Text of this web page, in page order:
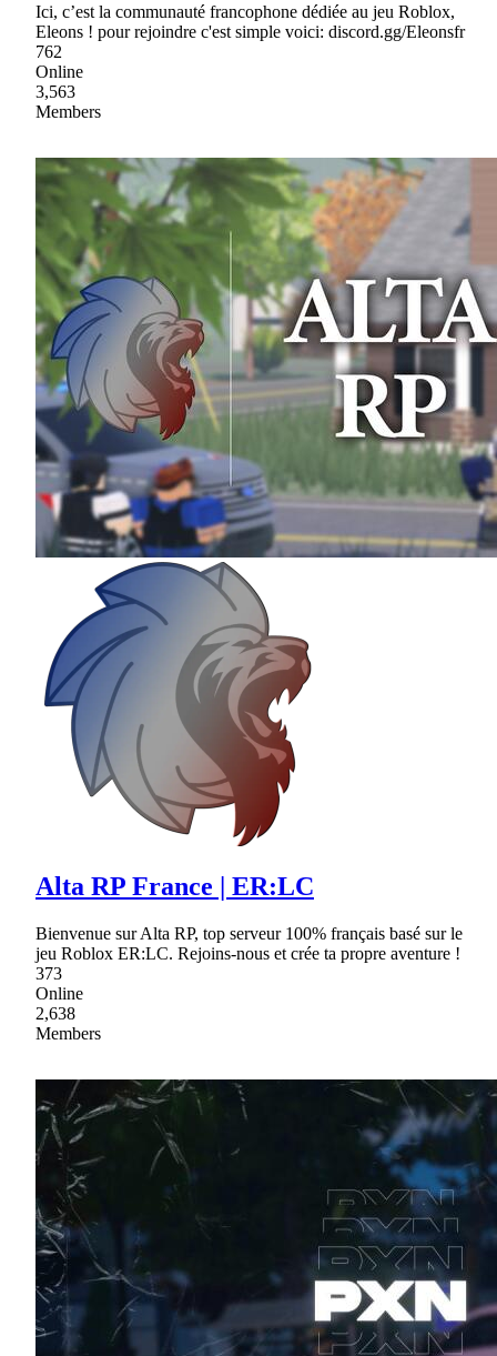
Ici, c’est la communauté francophone dédiée au jeu Roblox,
Eleons ! pour rejoindre c'est simple voici: discord.gg/Eleonsfr
762
Online
3,563
Members
Alta RP France | ER:LC
Bienvenue sur Alta RP, top serveur 100% français basé sur le
jeu Roblox ER:LC. Rejoins-nous et crée ta propre aventure !
373
Online
2,638
Members